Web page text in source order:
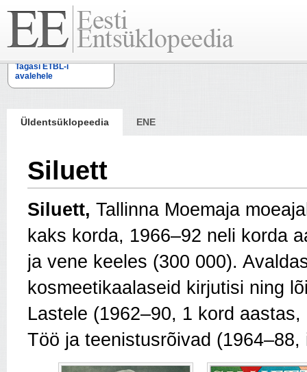
Tagasi ETBL-i
avalehele
Üldentsüklopeedia ENE
Siluett
Siluett, Tallinna Moemaja
kaks korda, 1966–92 neli korda
ja vene keeles (300 000).
kosmeetikaalaseid kirjutisi ning
Lastele (1962–90, 1 kord
Töö ja teenistusrõivad